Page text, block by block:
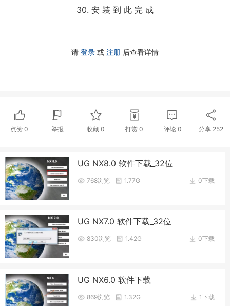
30. 安 装 到 此 完 成
请 登录 或 注册 后查看详情
点赞 0 举报 收藏0 打赏 0 评论 0 分享 252
UG NX8.0 软件下载_32位
0下载
768浏览 1.77G
UG NX7.0 软件下载_32位
0下载
830浏览 1.42G
UG NX6.0 软件下载
1下载
869浏览 1.32G